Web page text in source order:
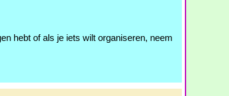
hebt of als je iets wilt organiseren, neem